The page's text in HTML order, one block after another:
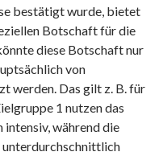
bestätigt wurde, bietet
Botschaft für die
diese Botschaft nur
von
werden. Das gilt z. B. für
1 nutzen das
während die
unterdurchschnittlich